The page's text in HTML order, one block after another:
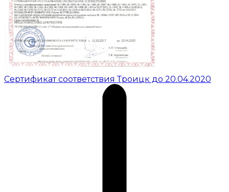
Сертификат соответствия Троицк до 20.04.2020